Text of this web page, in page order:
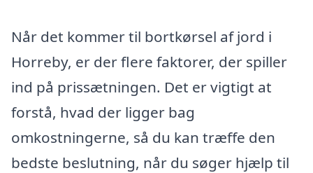
Når det kommer til bortkørsel af jord i
Horreby, er der flere faktorer, der spiller
ind på prissætningen. Det er vigtigt at
forstå, hvad der ligger bag
omkostningerne, så du kan træffe den
bedste beslutning, når du søger hjælp til